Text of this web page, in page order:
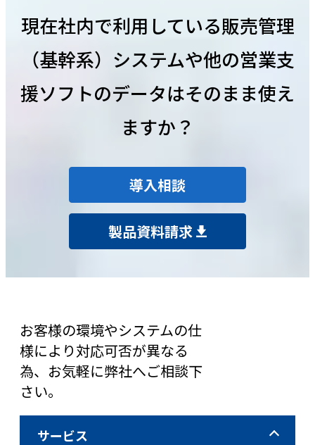
現在社内で利用している販売管理
（基幹系）システムや他の営業支
援ソフトのデータはそのまま使え
ますか？
導入相談
製品資料請求
サービス
お客様の環境やシステムの仕
様により対応可否が異なる
為、お気軽に弊社へご相談下
さい。